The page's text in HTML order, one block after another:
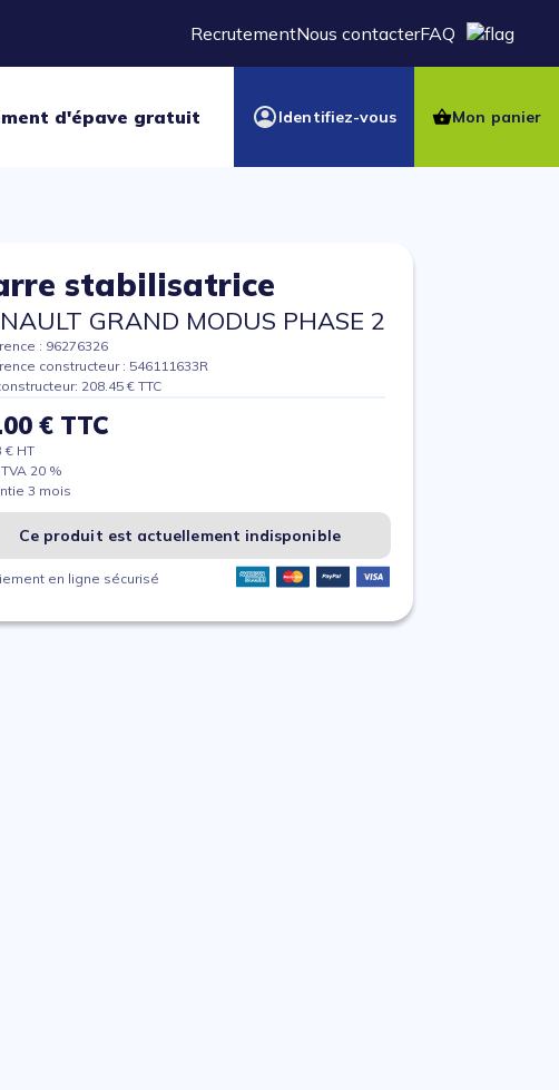
RecrutementNous contacterFAQ
d'épave gratuit Identifiez-vous Mon panier
stabilisatrice
GRAND MODUS PHASE 2
: 96276326
constructeur : 546111633R
208.45 € TTC
€ TTC
€ HT
20 %
3 mois
Ce produit est actuellement indisponible
en ligne sécurisé